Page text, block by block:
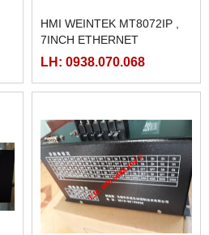
HMI WEINTEK MT8072IP ,
7INCH ETHERNET
LH: 0938.070.068